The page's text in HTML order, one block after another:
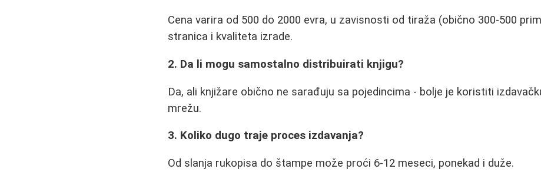
Cena varira od 500 do 2000 evra, u zavisnosti od tiraža (obično 300-500
stranica i kvaliteta izrade.
2. Da li mogu samostalno distribuirati knjigu?
Da, ali knjižare obično ne sarađuju sa pojedincima - bolje je koristiti
mrežu.
3. Koliko dugo traje proces izdavanja?
Od slanja rukopisa do štampe može proći 6-12 meseci, ponekad i duže.